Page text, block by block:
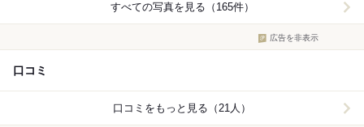
すべての写真を見る（165件）
広告を非表示
口コミ
口コミをもっと見る（21人）